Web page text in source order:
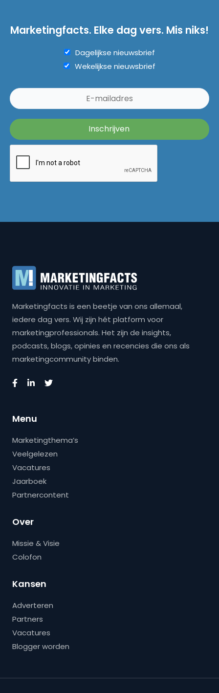
Marketingfacts. Elke dag vers. Mis niks!
Dagelijkse nieuwsbrief
Wekelijkse nieuwsbrief
Marketingfacts is een beetje van ons allemaal,
iedere dag vers. Wij zijn hét platform voor
marketingprofessionals. Het zijn de insights,
podcasts, blogs, opinies en recencies die ons als
marketingcommunity binden.
Menu
Marketingthema’s
Veelgelezen
Vacatures
Jaarboek
Partnercontent
Over
Missie & Visie
Colofon
Kansen
Adverteren
Partners
Vacatures
Blogger worden